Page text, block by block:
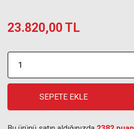
23.820,00 TL
SEPETE EKLE